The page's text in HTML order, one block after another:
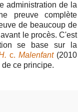
administration de la
preuve complète
de beaucoup de
le procès. C'est
se base sur la
c. Malenfant(2010
ce principe.